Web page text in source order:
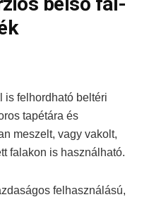
is felhordható beltéri
tapétára és
meszelt, vagy vakolt,
falakon is használható.
felhasználású,